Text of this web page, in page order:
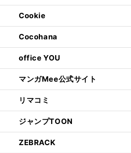
Cookie
Cocohana
office YOU
マンガMee公式サイト
リマコミ
ジャンプTOON
ZEBRACK